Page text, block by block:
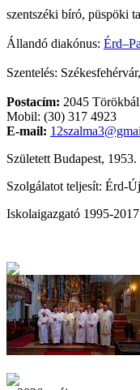
szentszéki bíró, püspöki
Állandó diakónus:
Szentelés:
Postacím: 2045
Mobil: (30) 317 4923
E-mail:
Született Budapest, 1953.
Szolgálatot teljesít: Érd-
Iskolaigazgató 1995-